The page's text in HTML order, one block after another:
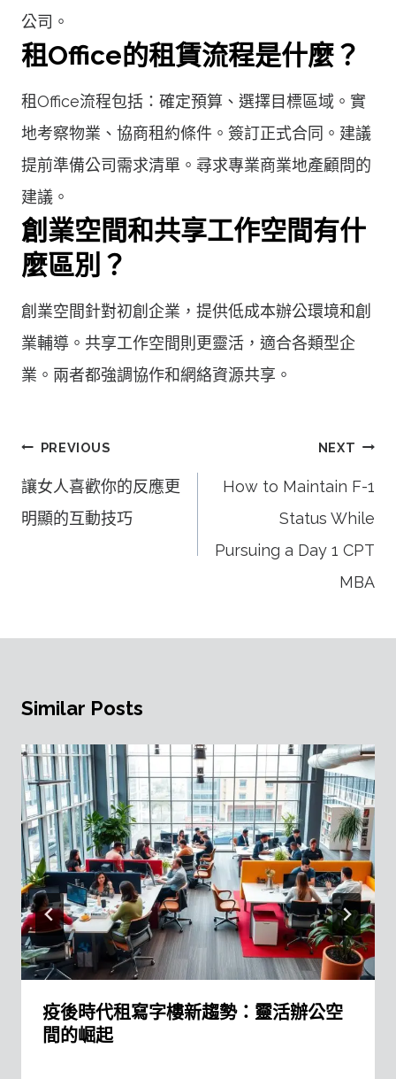
公司。
租Office的租賃流程是什麼？
租Office流程包括：確定預算、選擇目標區域。實
地考察物業、協商租約條件。簽訂正式合同。建議
提前準備公司需求清單。尋求專業商業地產顧問的
建議。
創業空間和共享工作空間有什
麼區別？
創業空間針對初創企業，提供低成本辦公環境和創
業輔導。共享工作空間則更靈活，適合各類型企
業。兩者都強調協作和網絡資源共享。
文
章
覽
PREVIOUS
讓女人喜歡你的反應更
明顯的互動技巧
NEXT
How to Maintain F-1
Status While
Pursuing a Day 1 CPT
MBA
Similar Posts
疫後時代租寫字樓新趨勢：靈活辦公空
間的崛起